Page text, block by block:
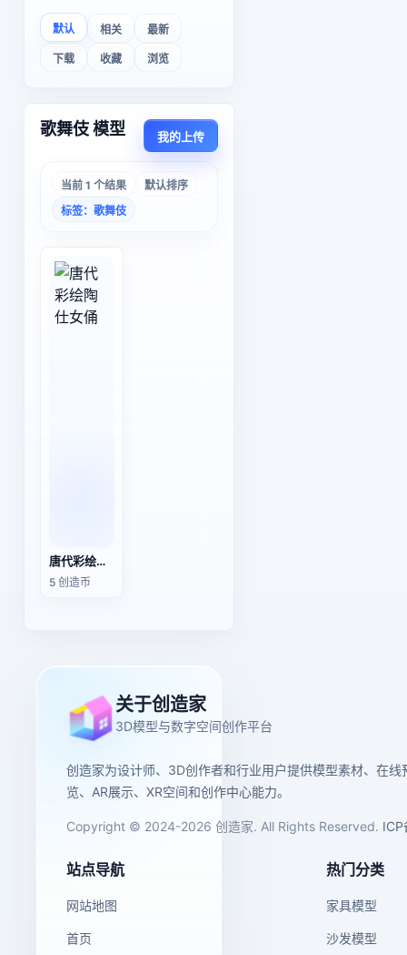
默认 相关 最新
下载 收藏 浏览
歌舞伎 模型 我的上传
当前 1 个结果
默认排序
标签：歌舞伎
唐代彩绘陶仕女俑
5 创造币
关于创造家
3D模型与数字空间创作平台
创造家为设计师、3D创作者和行业用户提供模型素材、在线
览、AR展示、XR空间和创作中心能力。
Copyright © 2024-2026 创造家. All Rights Reserved. ICP
站点导航
网站地图
首页
热门分类
家具模型
沙发模型